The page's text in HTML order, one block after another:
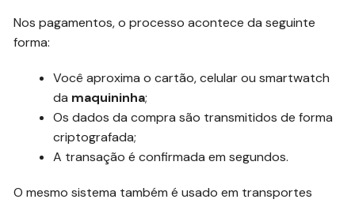
Nos pagamentos, o processo acontece da seguinte
forma:
Você aproxima o cartão, celular ou smartwatch
da maquininha;
Os dados da compra são transmitidos de forma
criptografada;
A transação é confirmada em segundos.
O mesmo sistema também é usado em transportes